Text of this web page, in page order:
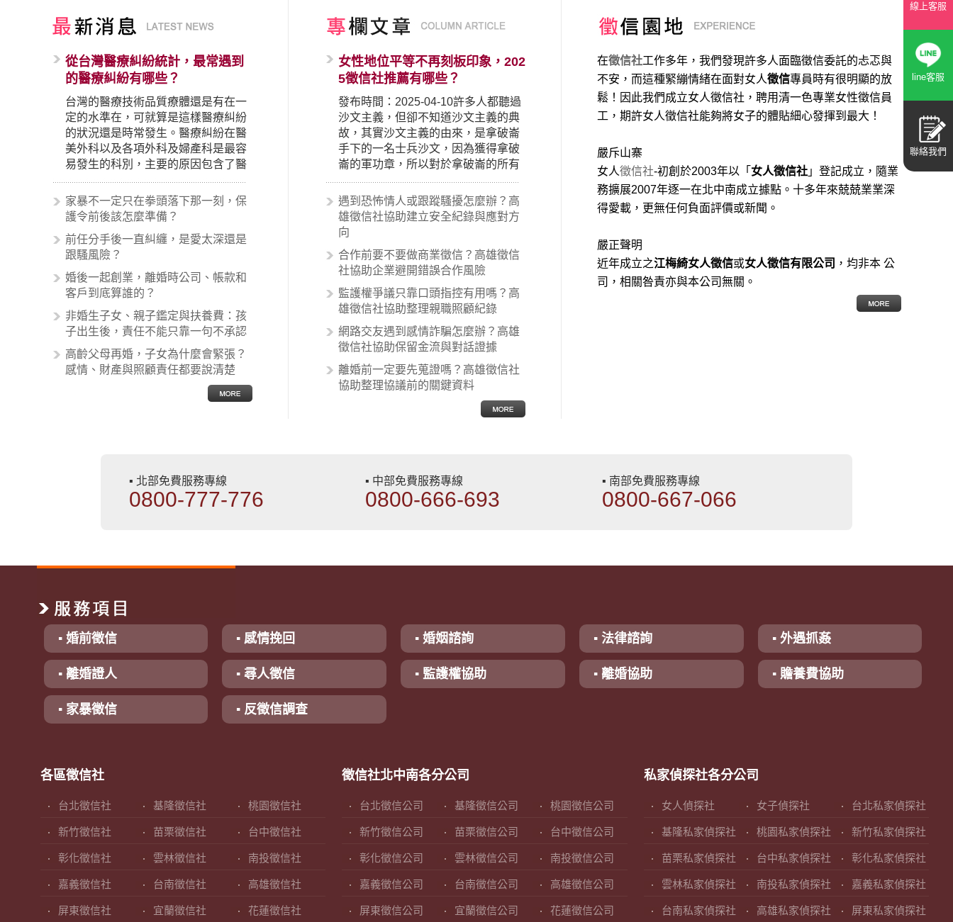
線上客服
line客服
聯絡我們
從台灣醫療糾紛統計，最常遇到
的醫療糾紛有哪些？
台灣的醫療技術品質療體還是有在一
定的水準在，可就算是這樣醫療糾紛
的狀況還是時常發生。醫療糾紛在醫
美外科以及各項外科及婦產科是最容
易發生的科別，主要的原因包含了醫
生未盡告知義務、醫療處置疏失、手
術疏失、術後照顧失當、醫療費用的
收取。雖然醫學進步，但醫生與病患
案例中最後都走向訴訟流程，我們如
果不幸遇到相關醫療糾紛時究竟該怎
麼處理呢？醫療糾紛相關的內容其實
非常多，有些案例…
家暴不一定只在拳頭落下那一刻，保
護令前後該怎麼準備？
前任分手後一直糾纏，是愛太深還是
跟騷風險？
婚後一起創業，離婚時公司、帳款和
客戶到底算誰的？
非婚生子女、親子鑑定與扶養費：孩
子出生後，責任不能只靠一句不承認
高齡父母再婚，子女為什麼會緊張？
感情、財產與照顧責任都要說清楚
女性地位平等不再刻板印象，202
5徵信社推薦有哪些？
發布時間：2025-04-10許多人都聽過
沙文主義，但卻不知道沙文主義的典
故，其實沙文主義的由來，是拿破崙
手下的一名士兵沙文，因為獲得拿破
崙的軍功章，所以對於拿破崙的所有
事蹟和政策產生狂熱崇拜，形成偏執
的狀況，所以沙文主義後來就被拿來
暗指偏見和歧視，而且有沙文主義傾
向的人，通常對於自己的國家和民族
國家的人，所以沙文主義也廣泛應用
在種族歧視的說法，甚至還出現了男
性沙文…
遇到恐怖情人或跟蹤騷擾怎麼辦？高
雄徵信社協助建立安全紀錄與應對方
向
合作前要不要做商業徵信？高雄徵信
社協助企業避開錯誤合作風險
監護權爭議只靠口頭指控有用嗎？高
雄徵信社協助整理親職照顧紀錄
網路交友遇到感情詐騙怎麼辦？高雄
徵信社協助保留金流與對話證據
離婚前一定要先蒐證嗎？高雄徵信社
協助整理協議前的關鍵資料
在徵信社工作多年，我們發現許多人面臨徵信委託的忐忑與
不安，而這種緊繃情緒在面對女人徵信專員時有很明顯的放
鬆！因此我們成立女人徵信社，聘用清一色專業女性徵信員
工，期許女人徵信社能夠將女子的體貼細心發揮到最大 ！
嚴斥山寨
女人徵信社-初創於2003年以「 女人徵信社 」登記成立，隨業
務擴展2007年逐一在北中南成立據點。十多年來兢兢業業深
得愛載，更無任何負面評價或新聞。
嚴正聲明
近年成立之江梅綺女人徵信或女人徵信有限公司 ，均非本 公
司，相關咎責亦與本公司無關。
▪ 北部免費服務專線
0800-777-776
▪ 中部免費服務專線
0800-666-693
▪ 南部免費服務專線
0800-667-066
▪ 婚前徵信 ▪ 感情挽回 ▪ 婚姻諮詢 ▪ 法律諮詢 ▪ 外遇抓姦
▪ 離婚證人 ▪ 尋人徵信 ▪ 監護權協助 ▪ 離婚協助 ▪ 贍養費協助
▪ 家暴徵信 ▪ 反徵信調查
各區徵信社
台北徵信社 基隆徵信社 桃園徵信社
新竹徵信社 苗栗徵信社 台中徵信社
彰化徵信社 雲林徵信社 南投徵信社
嘉義徵信社 台南徵信社 高雄徵信社
屏東徵信社 宜蘭徵信社 花蓮徵信社
徵信社北中南各分公司
台北徵信公司 基隆徵信公司 桃園徵信公司
新竹徵信公司 苗栗徵信公司 台中徵信公司
彰化徵信公司 雲林徵信公司 南投徵信公司
嘉義徵信公司 台南徵信公司 高雄徵信公司
屏東徵信公司 宜蘭徵信公司 花蓮徵信公司
私家偵探社各分公司
女人偵探社 女子偵探社 台北私家偵探社
基隆私家偵探社 桃園私家偵探社 新竹私家偵探社
苗栗私家偵探社 台中私家偵探社 彰化私家偵探社
雲林私家偵探社 南投私家偵探社 嘉義私家偵探社
台南私家偵探社 高雄私家偵探社 屏東私家偵探社